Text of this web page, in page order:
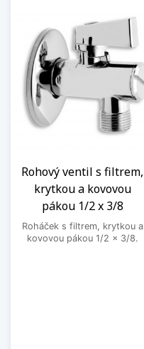
Rohový ventil s filtrem,
krytkou a kovovou
pákou 1/2 x 3/8
Roháček s filtrem, krytkou a
kovovou pákou 1/2 x 3/8.